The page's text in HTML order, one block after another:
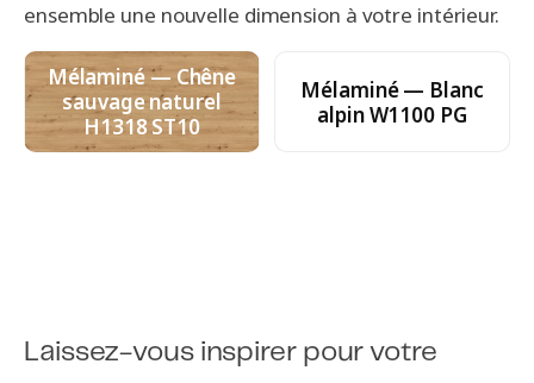
ensemble une nouvelle dimension à votre intérieur.
Mélaminé — Chêne
sauvage naturel
H1318 ST10
Mélaminé — Blanc
alpin W1100 PG
Laissez-vous inspirer pour votre